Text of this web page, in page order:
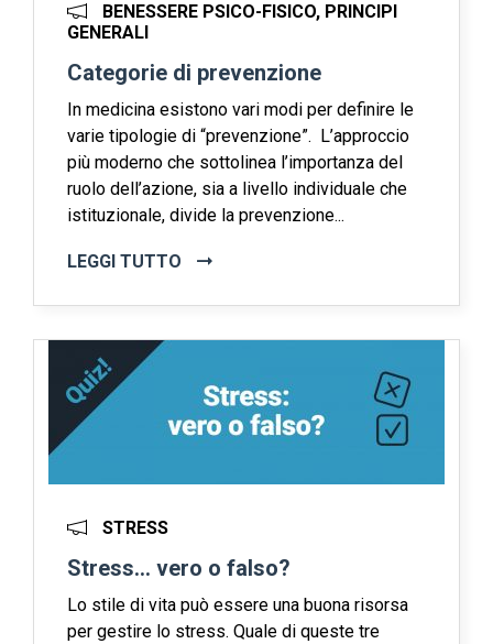
BENESSERE PSICO-FISICO, PRINCIPI
GENERALI
Categorie di prevenzione
In medicina esistono vari modi per definire le
varie tipologie di “prevenzione”. L’approccio
più moderno che sottolinea l’importanza del
ruolo dell’azione, sia a livello individuale che
istituzionale, divide la prevenzione...
LEGGI TUTTO
STRESS
Stress… vero o falso?
Lo stile di vita può essere una buona risorsa
per gestire lo stress. Quale di queste tre